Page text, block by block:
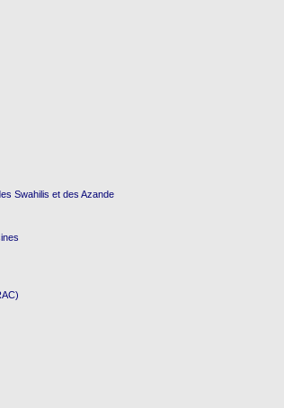
Swahilis et des Azande